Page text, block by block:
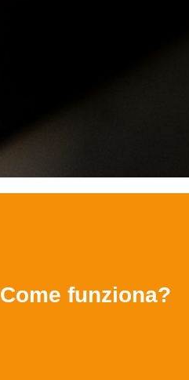
Come funziona?